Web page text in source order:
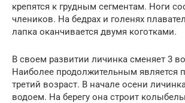
крепятся к грудным сегментам. Ноги
члеников. На бедрах и голенях
лапка оканчивается двумя коготками.
В своем развитии личинка сменяет 3
Наиболее продолжительным является
третий возраст. В начале осени
водоем. На берегу она строит